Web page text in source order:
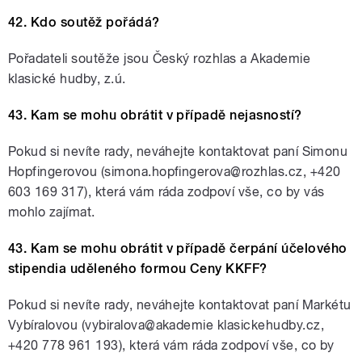
42. Kdo soutěž pořádá?
Pořadateli soutěže jsou Český rozhlas a Akademie
klasické hudby, z.ú.
43. Kam se mohu obrátit v případě nejasností?
Pokud si nevíte rady, neváhejte kontaktovat paní Simonu
Hopfingerovou (simona.hopfingerova@rozhlas.cz, +420
603 169 317), která vám ráda zodpoví vše, co by vás
mohlo zajímat.
43. Kam se mohu obrátit v případě čerpání účelového
stipendia uděleného formou Ceny KKFF?
Pokud si nevíte rady, neváhejte kontaktovat paní Markétu
Vybíralovou (vybiralova@akademie klasickehudby.cz,
+420 778 961 193), která vám ráda zodpoví vše, co by